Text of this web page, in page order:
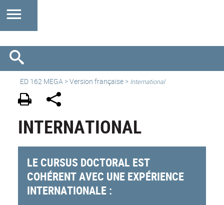
ED 162 MEGA >Version française > International
INTERNATIONAL
LE CURSUS DOCTORAL EST
COHÉRENT AVEC UNE EXPÉRIENCE
INTERNATIONALE :